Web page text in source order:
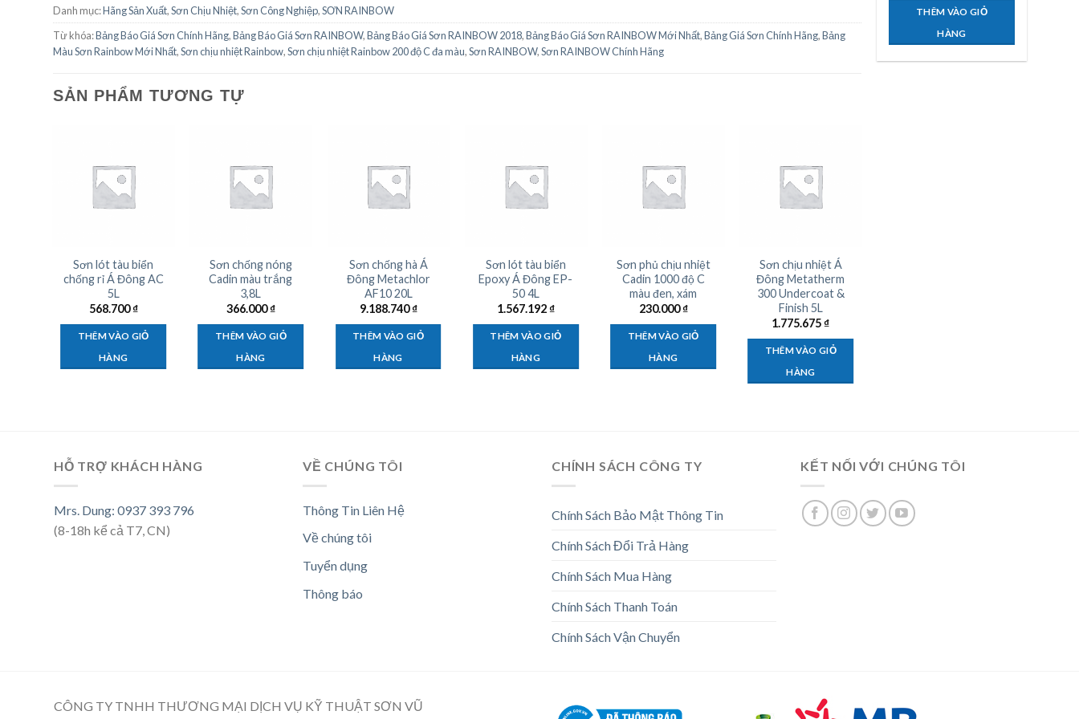
Danh mục:Hãng Sản Xuất,Sơn Chịu Nhiệt,Sơn Công Nghiệp,SƠN RAINBOW
Từ khóa:Bảng Báo Giá Sơn Chính Hãng,Bảng Báo Giá Sơn RAINBOW,Bảng Báo Giá Sơn RAINBOW 2018,Bảng Báo Giá Sơn RAINBOW Mới Nhất,Bảng Giá Sơn Chính Hãng,Bảng
Màu Sơn Rainbow Mới Nhất,Sơn chịu nhiệt Rainbow,Sơn chịu nhiệt Rainbow 200 độ C đa màu,Sơn RAINBOW,Sơn RAINBOW Chính Hãng
SẢN PHẨM TƯƠNG TỰ
Sơn lót tàu biển
chống rỉ Á Đông AC
5L
568.700₫
THÊM VÀO GIỎ
HÀNG
Sơn chống nóng
Cadin màu trắng
3,8L
366.000₫
THÊM VÀO GIỎ
HÀNG
Sơn chống hà Á
Đông Metachlor
AF10 20L
9.188.740₫
THÊM VÀO GIỎ
HÀNG
Sơn lót tàu biển
Epoxy Á Đông EP-
50 4L
1.567.192₫
THÊM VÀO GIỎ
HÀNG
Sơn phủ chịu nhiệt
Cadin 1000 độ C
màu đen, xám
230.000₫
THÊM VÀO GIỎ
HÀNG
Sơn chịu nhiệt Á
Đông Metatherm
300 Undercoat &
Finish 5L
1.775.675₫
THÊM VÀO GIỎ
HÀNG
THÊM VÀO GIỎ
HÀNG
HỖ TRỢ KHÁCH HÀNG
Mrs. Dung: 0937 393 796
(8-18h kể cả T7, CN)
VỀ CHÚNG TÔI
Thông Tin Liên Hệ
Về chúng tôi
Tuyển dụng
Thông báo
CHÍNH SÁCH CÔNG TY
Chính Sách Bảo Mật Thông Tin
Chính Sách Đổi Trả Hàng
Chính Sách Mua Hàng
Chính Sách Thanh Toán
Chính Sách Vận Chuyển
KẾT NỐI VỚI CHÚNG TÔI
CÔNG TY TNHH THƯƠNG MẠI DỊCH VỤ KỸ THUẬT SƠN VŨ